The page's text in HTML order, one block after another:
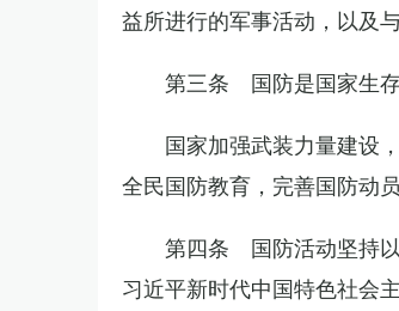
益所进行的军事活动，以及
第三条 国防是国家生存
国家加强武装力量建设
全民国防教育，完善国防动
第四条 国防活动坚持以
习近平新时代中国特色社会